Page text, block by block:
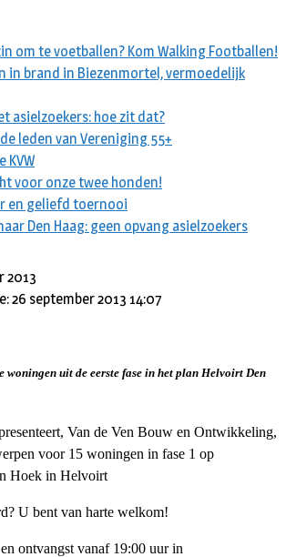
om te voetballen? Kom Walking Footballen!
in brand in Biezenmortel, vermoedelijk
asielzoekers: hoe zit dat?
leden van Vereniging 55+
KVW
voor onze twee honden!
en geliefd toernooi
Den Haag: geen opvang asielzoekers
2013
26 september 2013 14:07
woningen uit de eerste fase in het plan Helvoirt Den
Van de Ven Bouw en Ontwikkeling,
voor 15 woningen in fase 1 op
Hoek in Helvoirt
U bent van harte welkom!
ontvangst vanaf 19:00 uur in